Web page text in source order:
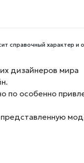
справочный характер и
дизайнеров мира
особенно